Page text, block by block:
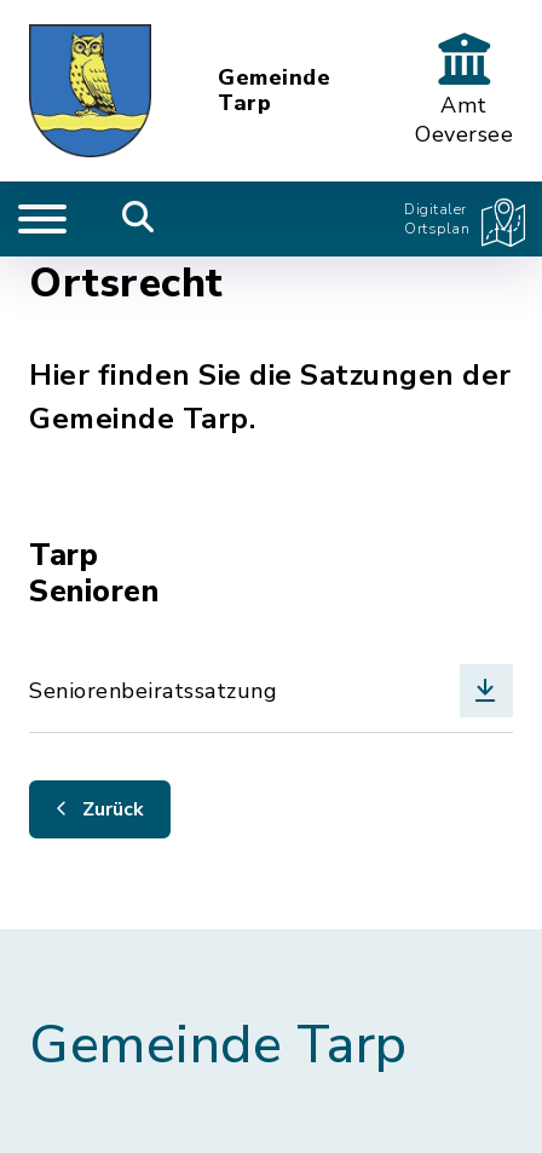
Gemeinde
Tarp
Amt
Oeversee
Digitaler
Ortsplan
Ortsrecht
Hier finden Sie die Satzungen der
Gemeinde Tarp.
Tarp
Senioren
Seniorenbeiratssatzung
Zurück
Gemeinde Tarp